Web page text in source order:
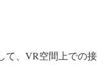
て、VR空間上での接